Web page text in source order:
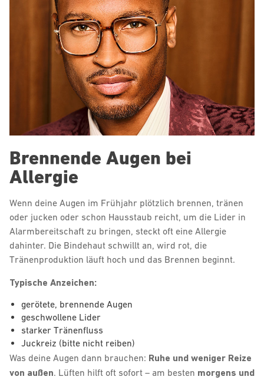
Brennende Augen bei
Allergie
Wenn deine Augen im Frühjahr plötzlich brennen, tränen
oder jucken oder schon Hausstaub reicht, um die Lider in
Alarmbereitschaft zu bringen, steckt oft eine Allergie
dahinter. Die Bindehaut schwillt an, wird rot, die
Tränenproduktion läuft hoch und das Brennen beginnt.
Typische Anzeichen:
gerötete, brennende Augen
geschwollene Lider
starker Tränenfluss
Juckreiz (bitte nicht reiben)
Was deine Augen dann brauchen: Ruhe und weniger Reize
von außen. Lüften hilft oft sofort – am besten morgens und